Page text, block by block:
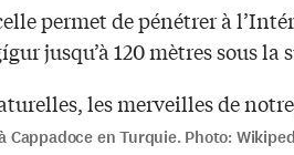
permet de pénétrer à
jusqu’à 120 mètres sous la
Cappadoce en Turquie. Photo: